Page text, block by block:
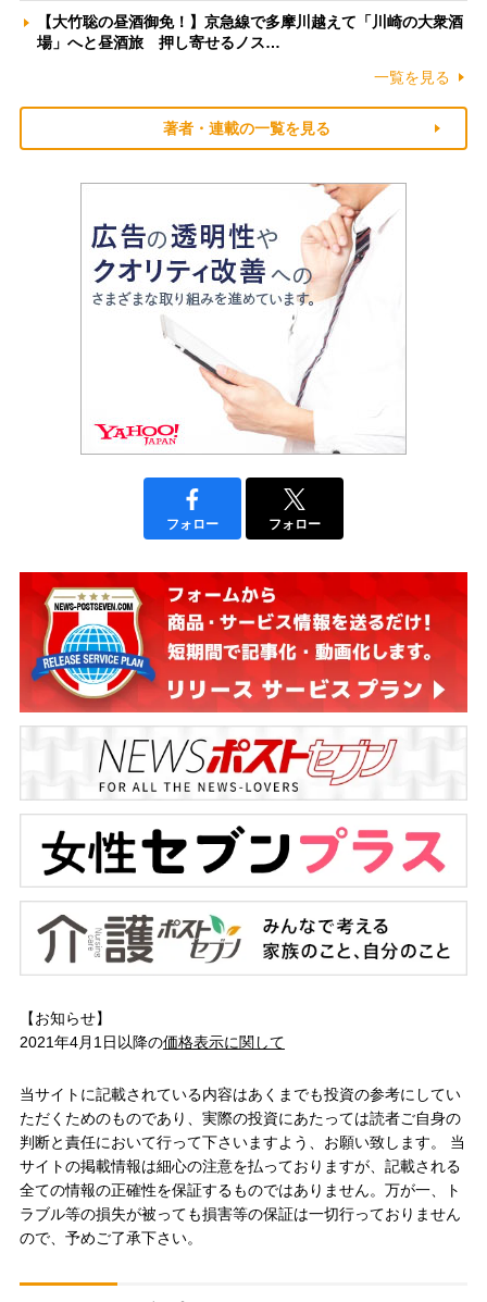
【大竹聡の昼酒御免！】京急線で多摩川越えて「川崎の大衆酒
場」へと昼酒旅 押し寄せるノス…
一覧を見る
著者・連載の一覧を見る
フォロー フォロー
【お知らせ】
2021年4月1日以降の価格表示に関して
当サイトに記載されている内容はあくまでも投資の参考にしてい
ただくためのものであり、実際の投資にあたっては読者ご自身の
判断と責任において行って下さいますよう、お願い致します。 当
サイトの掲載情報は細心の注意を払っておりますが、記載される
全ての情報の正確性を保証するものではありません。万が一、ト
ラブル等の損失が被っても損害等の保証は一切行っておりません
ので、予めご了承下さい。